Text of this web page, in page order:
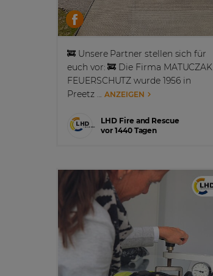
🚒 Unsere Partner stellen sich für
euch vor: 🚒 Die Firma MATUCZAK
FEUERSCHUTZ wurde 1956 in
Preetz ...ANZEIGEN
LHD Fire and Rescue
vor 1440 Tagen